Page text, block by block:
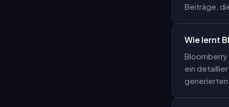
Beiträge,
Wie lernt
Bloomberry
ein